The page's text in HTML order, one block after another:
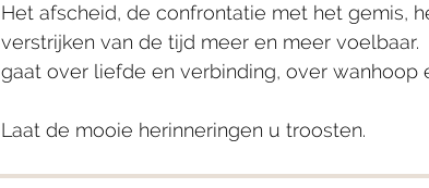
Het afscheid, de confrontatie met het gemis,
verstrijken van de tijd meer en meer
gaat over liefde en verbinding, over wanhoop
Laat de mooie herinneringen u troosten.